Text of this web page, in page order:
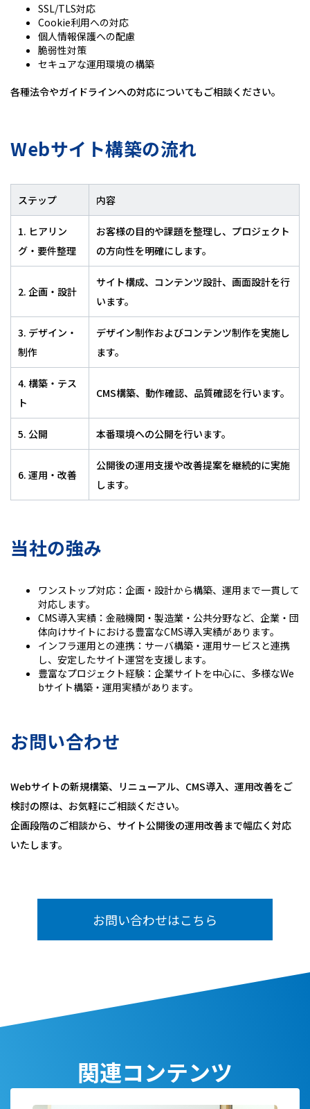
SSL/TLS対応
Cookie利用への対応
個人情報保護への配慮
脆弱性対策
セキュアな運用環境の構築
各種法令やガイドラインへの対応についてもご相談ください。
Webサイト構築の流れ
ステップ 内容
1. ヒアリン
グ・要件整理
お客様の目的や課題を整理し、プロジェクト
の方向性を明確にします。
2. 企画・設計
サイト構成、コンテンツ設計、画面設計を行
います。
3. デザイン・
制作
デザイン制作およびコンテンツ制作を実施し
ます。
4. 構築・テス
ト
CMS構築、動作確認、品質確認を行います。
5. 公開 本番環境への公開を行います。
6. 運用・改善
公開後の運用支援や改善提案を継続的に実施
します。
当社の強み
ワンストップ対応：企画・設計から構築、運用まで一貫して
対応します。
CMS導入実績：金融機関・製造業・公共分野など、企業・団
体向けサイトにおける豊富なCMS導入実績があります。
インフラ運用との連携：サーバ構築・運用サービスと連携
し、安定したサイト運営を支援します。
豊富なプロジェクト経験：企業サイトを中心に、多様なWe
bサイト構築・運用実績があります。
お問い合わせ
Webサイトの新規構築、リニューアル、CMS導入、運用改善をご
検討の際は、お気軽にご相談ください。
企画段階のご相談から、サイト公開後の運用改善まで幅広く対応
いたします。
お問い合わせはこちら
関連コンテンツ